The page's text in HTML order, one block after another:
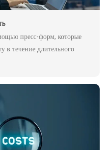
пресс-форм, которые
в течение длительного